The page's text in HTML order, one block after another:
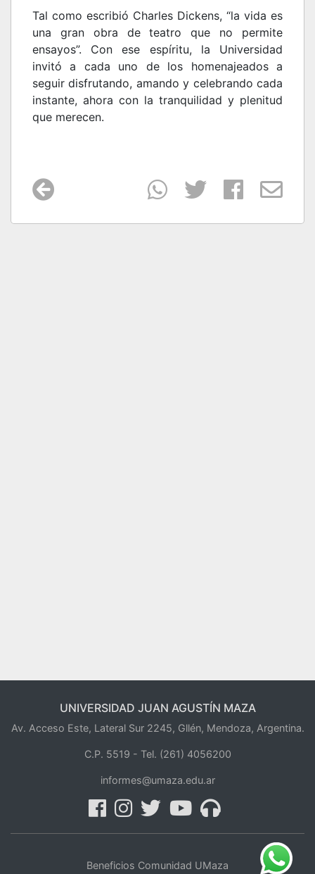
Tal como escribió Charles Dickens, “la vida es
una gran obra de teatro que no permite
ensayos”. Con ese espíritu, la Universidad
invitó a cada uno de los homenajeados a
seguir disfrutando, amando y celebrando cada
instante, ahora con la tranquilidad y plenitud
que merecen.
UNIVERSIDAD JUAN AGUSTÍN MAZA
Av. Acceso Este, Lateral Sur 2245, Gllén, Mendoza, Argentina.
C.P. 5519 - Tel. (261) 4056200
informes@umaza.edu.ar
Beneficios Comunidad UMaza